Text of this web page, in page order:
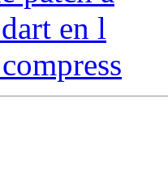
en l